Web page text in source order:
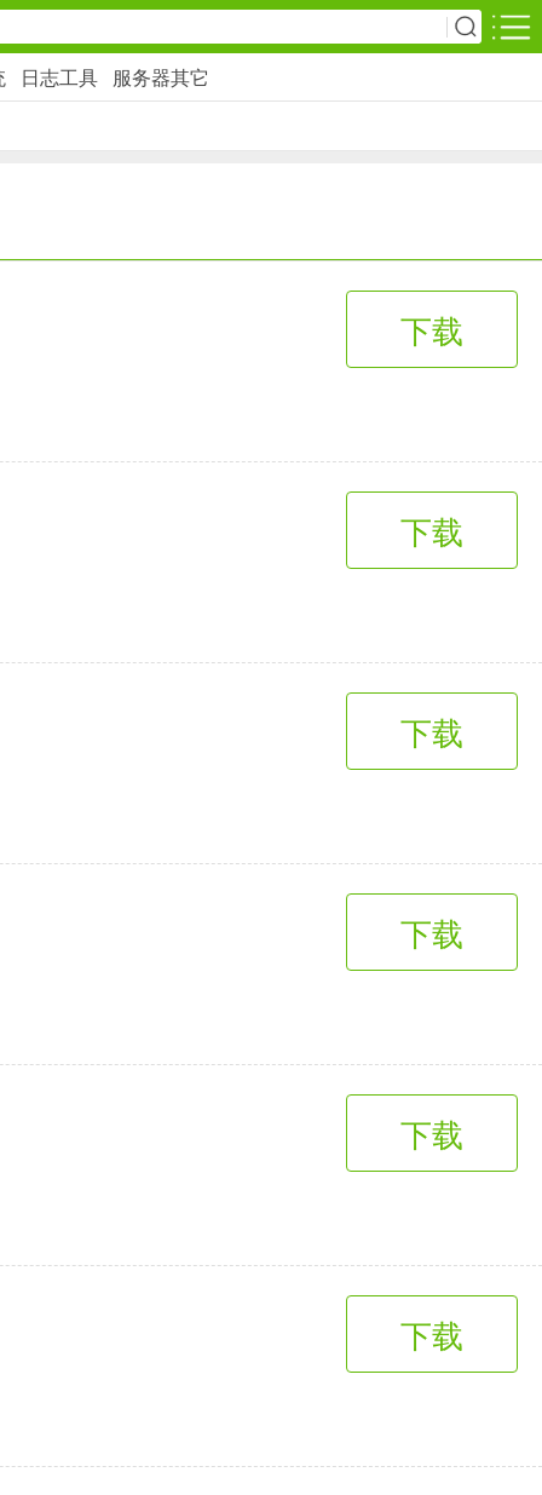
安卓游戏
影音播放
6千+款应用
生活服务
3千+款应用
日志工具 服务器其它
下载
下载
下载
下载
下载
下载